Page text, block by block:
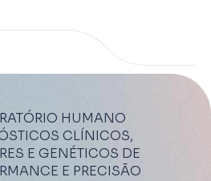
HUMANO
CLÍNICOS,
E GENÉTICOS DE
E PRECISÃO